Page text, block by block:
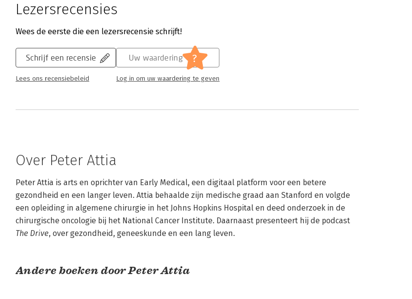
Lezersrecensies
Wees de eerste die een lezersrecensie schrijft!
Schrijf een recensie
Lees ons recensiebeleid
Uw waardering ?
Log in om uw waardering te geven
Over Peter Attia
Peter Attia is arts en oprichter van Early Medical, een digitaal platform voor een betere
gezondheid en een langer leven. Attia behaalde zijn medische graad aan Stanford en volgde
een opleiding in algemene chirurgie in het Johns Hopkins Hospital en deed onderzoek in de
The Drive, over gezondheid, geneeskunde en een lang leven.
Andere boeken door Peter Attia